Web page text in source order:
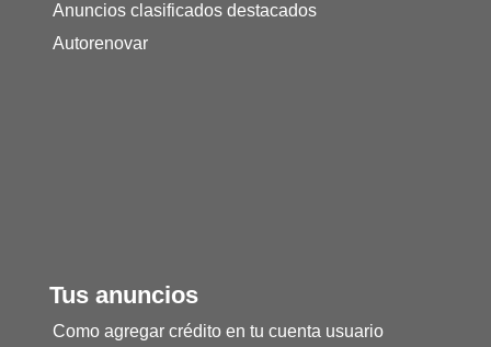
Anuncios clasificados destacados
Autorenovar
Tus anuncios
Como agregar crédito en tu cuenta usuario